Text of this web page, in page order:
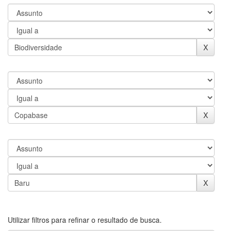
Utilizar filtros para refinar o resultado de busca.